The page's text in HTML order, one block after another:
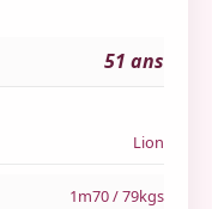
51 ans
Lion
1m70 / 79kgs